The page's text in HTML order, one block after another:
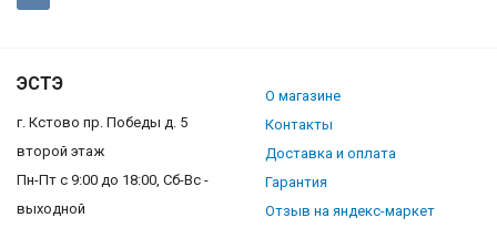
ЭСТЭ
г. Кстово пр. Победы д. 5
второй этаж
Пн-Пт с 9:00 до 18:00, Сб-Вс -
выходной
О магазине
Контакты
Доставка и оплата
Гарантия
Отзыв на яндекс-маркет